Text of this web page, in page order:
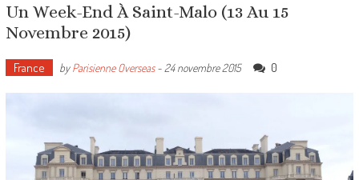
Un Week-End À Saint-Malo (13 Au 15
Novembre 2015)
France byParisienne Overseas- 24 novembre 2015 0